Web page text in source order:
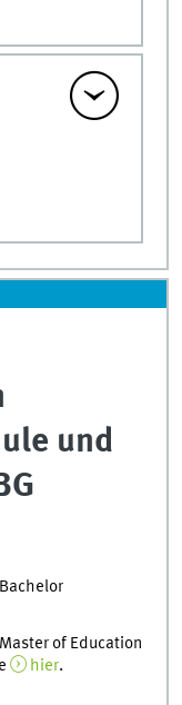
und
of Education
hier.